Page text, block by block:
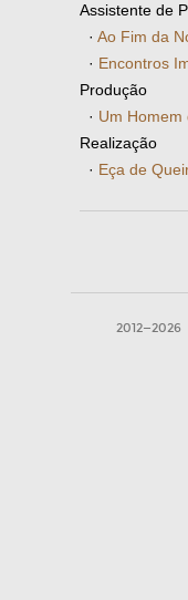
Assistente de
· Ao Fim da
· Encontros
Produção
· Um Homem
Realização
· Eça de
2012—2026